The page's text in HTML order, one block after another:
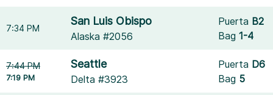
7:34 PM
San Luis Obispo
Alaska #2056
Puerta B2
Bag1-4
7:44 PM
7:19 PM
Seattle
Delta #3923
Puerta D6
Bag 5